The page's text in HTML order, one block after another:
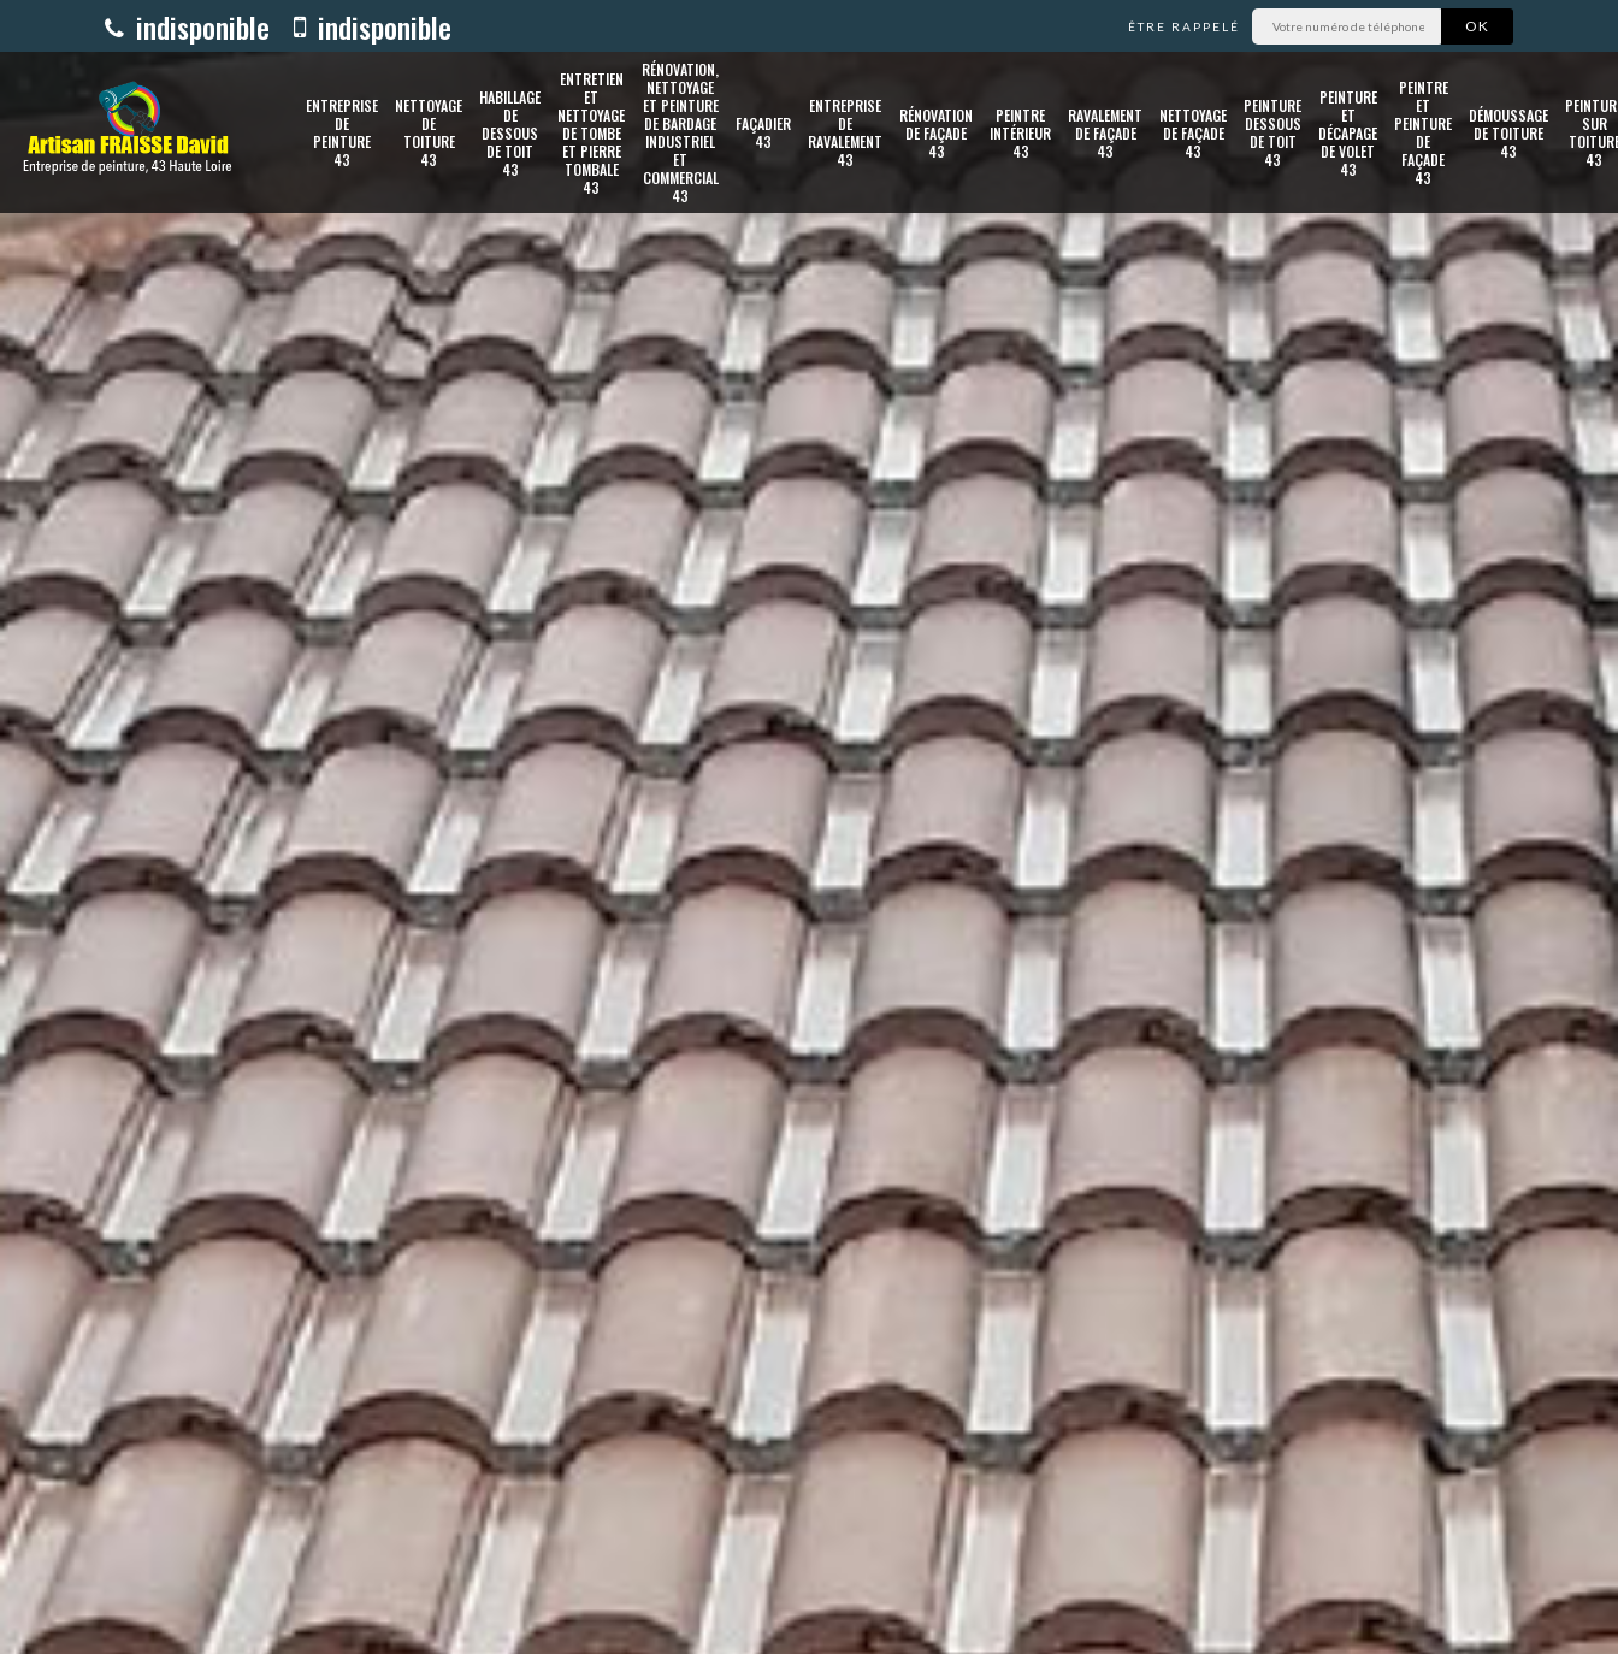
indisponible indisponible ÊTRE RAPPELÉ
ENTREPRISE
DE
PEINTURE
43
NETTOYAGE
DE
TOITURE
43
HABILLAGE
DE
DESSOUS
DE TOIT
43
ENTRETIEN
ET
NETTOYAGE
DE TOMBE
ET PIERRE
TOMBALE
43
RÉNOVATION,
NETTOYAGE
ET PEINTURE
DE BARDAGE
INDUSTRIEL
ET
COMMERCIAL
43
FAÇADIER
43
ENTREPRISE
DE
RAVALEMENT
43
RÉNOVATION
DE FAÇADE
43
PEINTRE
INTÉRIEUR
43
RAVALEMENT
DE FAÇADE
43
NETTOYAGE
DE FAÇADE
43
PEINTURE
DESSOUS
DE TOIT
43
PEINTURE
ET
DÉCAPAGE
DE VOLET
43
PEINTRE
ET
PEINTURE
DE
FAÇADE
43
DÉMOUSSAGE
DE TOITURE
43
SUR
43